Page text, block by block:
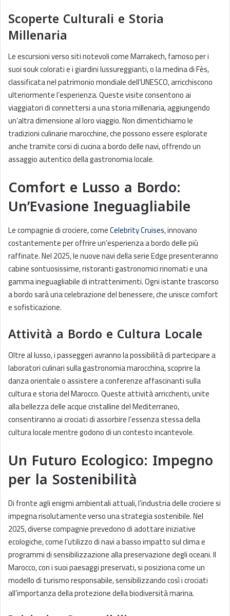
Scoperte Culturali e Storia
Millenaria
Le escursioni verso siti notevoli come Marrakech, famoso per i
suoi souk colorati e i giardini lussureggianti, o la medina di Fès,
classificata nel patrimonio mondiale dell’UNESCO, arricchiscono
ulteriormente l’esperienza. Queste visite consentono ai
viaggiatori di connettersi a una storia millenaria, aggiungendo
un’altra dimensione al loro viaggio. Non dimentichiamo le
tradizioni culinarie marocchine, che possono essere esplorate
anche tramite corsi di cucina a bordo delle navi, offrendo un
assaggio autentico della gastronomia locale.
Comfort e Lusso a Bordo:
Un’Evasione Ineguagliabile
Le compagnie di crociere, comeCelebrity Cruises, innovano
costantemente per offrire un’esperienza a bordo delle più
raffinate. Nel 2025, le nuove navi della serie Edge presenteranno
cabine sontuosissime, ristoranti gastronomici rinomati e una
gamma ineguagliabile di intrattenimenti. Ogni istante trascorso
a bordo sarà una celebrazione del benessere, che unisce comfort
e sofisticazione.
Attività a Bordo e Cultura Locale
Oltre al lusso, i passeggeri avranno la possibilità di partecipare a
laboratori culinari sulla gastronomia marocchina, scoprire la
danza orientale o assistere a conferenze affascinanti sulla
cultura e storia del Marocco. Queste attività arricchenti, unite
alla bellezza delle acque cristalline del Mediterraneo,
consentiranno ai crociati di assorbire l’essenza stessa della
cultura locale mentre godono di un contesto incantevole.
Un Futuro Ecologico: Impegno
per la Sostenibilità
Di fronte agli enigmi ambientali attuali, l’industria delle crociere si
impegna risolutamente verso una strategia sostenibile. Nel
2025, diverse compagnie prevedono di adottare iniziative
ecologiche, come l’utilizzo di navi a basso impatto sul clima e
programmi di sensibilizzazione alla preservazione degli oceani. Il
Marocco, con i suoi paesaggi preservati, si posiziona come un
modello di turismo responsabile, sensibilizzando così i crociati
all’importanza della protezione della biodiversità marina.